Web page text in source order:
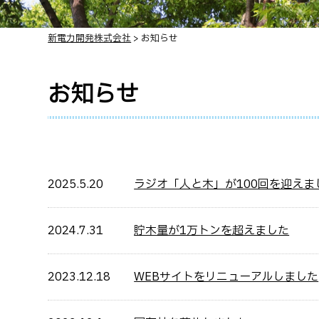
新電力開発株式会社> お知らせ
お知らせ
2025.5.20 ラジオ「人と木」が100回を迎えま
2024.7.31 貯木量が1万トンを超えました
2023.12.18 WEBサイトをリニューアルしました